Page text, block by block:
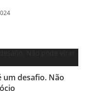
um desafio. Não